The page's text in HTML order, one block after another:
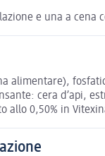
e una a cena
alimentare),
cera d’api,
allo 0,50% in